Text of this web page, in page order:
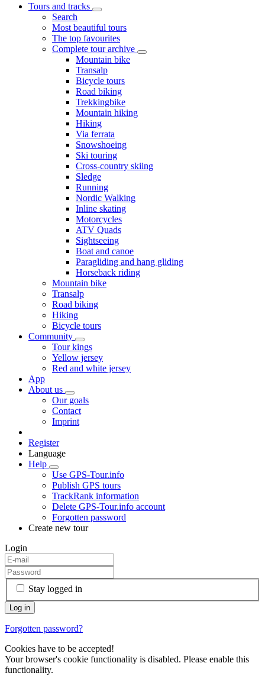
Tours and tracks
Search
Most beautiful tours
The top favourites
Complete tour archive
Mountain bike
Transalp
Bicycle tours
Road biking
Trekkingbike
Mountain hiking
Hiking
Via ferrata
Snowshoeing
Ski touring
Cross-country skiing
Sledge
Running
Nordic Walking
Inline skating
Motorcycles
ATV Quads
Sightseeing
Boat and canoe
Paragliding and hang gliding
Horseback riding
Mountain bike
Transalp
Road biking
Hiking
Bicycle tours
Community
Tour kings
Yellow jersey
Red and white jersey
App
About us
Our goals
Contact
Imprint
Register
Language
Help
Use GPS-Tour.info
Publish GPS tours
TrackRank information
Delete GPS-Tour.info account
Forgotten password
Create new tour
Login
Stay logged in
Forgotten password?
Cookies have to be accepted!
Your browser's cookie functionality is disabled. Please enable this
functionality.